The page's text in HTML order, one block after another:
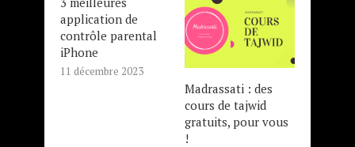
application de
contrôle parental
iPhone
11 décembre 2023
Madrassati : des
cours de tajwid
gratuits, pour vous
!